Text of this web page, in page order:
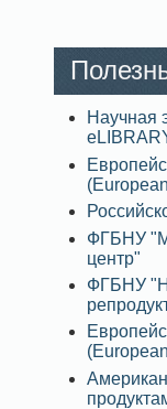
Научная
ФГБНУ
центр"
ФГБНУ